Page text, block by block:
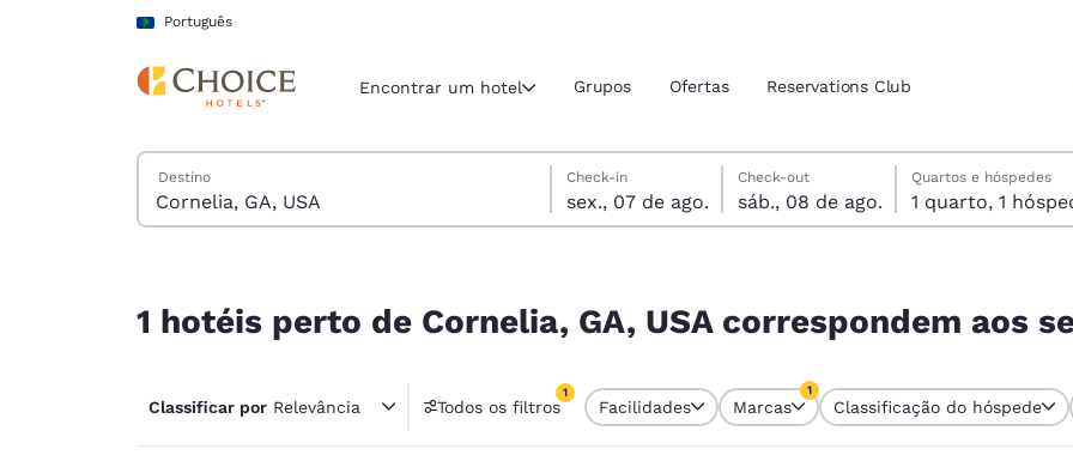
Pular Para Conteúdo Principal
Português
Região e localização atuais
Américas
English
Estados Unidos
Español Español
Encontrar um hotel Grupos Ofertas Reservations Club
Pesquisar hotéis
Destino
sexta-feira, 7 de agosto
Check-in
sex., 07 de ago.
sábado, 8 de agosto
Check-out
sáb., 08 de ago.
sábado, 8 de agosto data de check-out selecionada
sexta-feira, 7 de agosto data do check-in selecionada
Quartos e hóspedes
1 quarto, 1
1 hotéis perto de Cornelia, GA, USA correspondem aos
Classificar por Relevância Todos os filtros
1
1 filtro atualmente selecionado
Facilidades Marcas
1
Classificação do hóspede